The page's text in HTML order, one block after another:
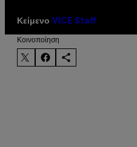
Κείμενο VICE Staff
Kοινοποίηση